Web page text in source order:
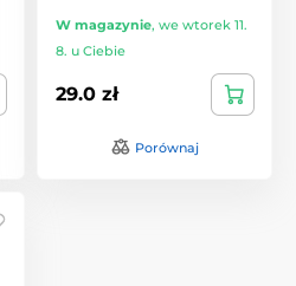
W magazynie, we wtorek 11.
8. u Ciebie
29.0 zł
Porównaj